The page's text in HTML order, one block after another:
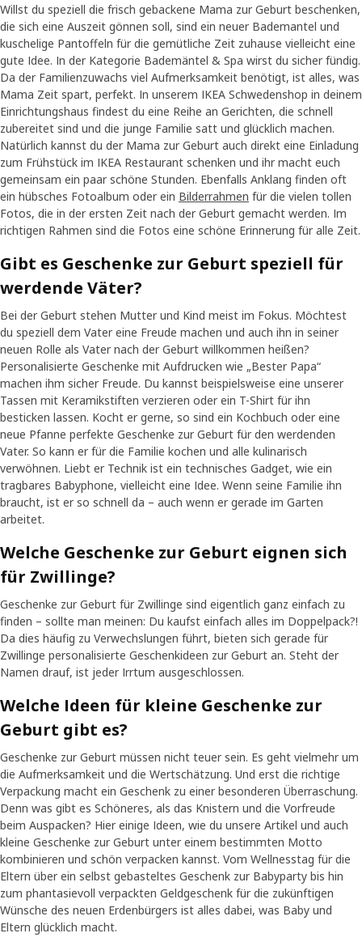
Willst du speziell die frisch gebackene Mama zur Geburt beschenken,
die sich eine Auszeit gönnen soll, sind ein neuer Bademantel und
kuschelige Pantoffeln für die gemütliche Zeit zuhause vielleicht eine
gute Idee. In der Kategorie Bademäntel & Spa wirst du sicher fündig.
Da der Familienzuwachs viel Aufmerksamkeit benötigt, ist alles, was
Mama Zeit spart, perfekt. In unserem IKEA Schwedenshop in deinem
Einrichtungshaus findest du eine Reihe an Gerichten, die schnell
zubereitet sind und die junge Familie satt und glücklich machen.
Natürlich kannst du der Mama zur Geburt auch direkt eine Einladung
zum Frühstück im IKEA Restaurant schenken und ihr macht euch
gemeinsam ein paar schöne Stunden. Ebenfalls Anklang finden oft
ein hübsches Fotoalbum oder ein Bilderrahmen für die vielen tollen
Fotos, die in der ersten Zeit nach der Geburt gemacht werden. Im
richtigen Rahmen sind die Fotos eine schöne Erinnerung für alle Zeit.
Gibt es Geschenke zur Geburt speziell für
werdende Väter?
Bei der Geburt stehen Mutter und Kind meist im Fokus. Möchtest
du speziell dem Vater eine Freude machen und auch ihn in seiner
neuen Rolle als Vater nach der Geburt willkommen heißen?
Personalisierte Geschenke mit Aufdrucken wie „Bester Papa“
machen ihm sicher Freude. Du kannst beispielsweise eine unserer
Tassen mit Keramikstiften verzieren oder ein T-Shirt für ihn
besticken lassen. Kocht er gerne, so sind ein Kochbuch oder eine
neue Pfanne perfekte Geschenke zur Geburt für den werdenden
Vater. So kann er für die Familie kochen und alle kulinarisch
verwöhnen. Liebt er Technik ist ein technisches Gadget, wie ein
tragbares Babyphone, vielleicht eine Idee. Wenn seine Familie ihn
braucht, ist er so schnell da – auch wenn er gerade im Garten
arbeitet.
Welche Geschenke zur Geburt eignen sich
für Zwillinge?
Geschenke zur Geburt für Zwillinge sind eigentlich ganz einfach zu
finden – sollte man meinen: Du kaufst einfach alles im Doppelpack?!
Da dies häufig zu Verwechslungen führt, bieten sich gerade für
Zwillinge personalisierte Geschenkideen zur Geburt an. Steht der
Namen drauf, ist jeder Irrtum ausgeschlossen.
Welche Ideen für kleine Geschenke zur
Geburt gibt es?
Geschenke zur Geburt müssen nicht teuer sein. Es geht vielmehr um
die Aufmerksamkeit und die Wertschätzung. Und erst die richtige
Verpackung macht ein Geschenk zu einer besonderen Überraschung.
Denn was gibt es Schöneres, als das Knistern und die Vorfreude
beim Auspacken? Hier einige Ideen, wie du unsere Artikel und auch
kleine Geschenke zur Geburt unter einem bestimmten Motto
kombinieren und schön verpacken kannst. Vom Wellnesstag für die
Eltern über ein selbst gebasteltes Geschenk zur Babyparty bis hin
zum phantasievoll verpackten Geldgeschenk für die zukünftigen
Wünsche des neuen Erdenbürgers ist alles dabei, was Baby und
Eltern glücklich macht.